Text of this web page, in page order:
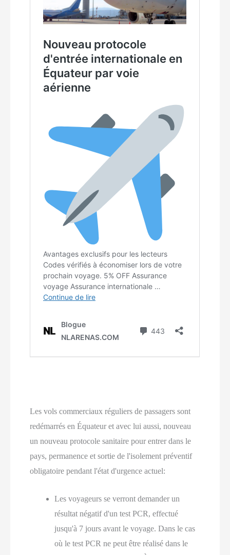
Les vols commerciaux réguliers de passagers sont
redémarrés en Équateur et avec lui aussi, nouveau
un nouveau protocole sanitaire pour entrer dans le
pays, permanence et sortie de l'isolement préventif
obligatoire pendant l'état d'urgence actuel:
Les voyageurs se verront demander un
résultat négatif d'un test PCR, effectué
jusqu'à 7 jours avant le voyage. Dans le cas
où le test PCR ne peut être réalisé dans le